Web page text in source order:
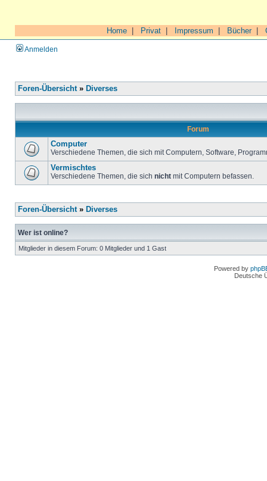
Home Privat Impressum Bücher|
Anmelden
Foren-Übersicht» Diverses
Forum
Computer
Verschiedene Themen, die sich mit Computern, Software,
Vermischtes
Verschiedene Themen, die sich nicht mit Computern befassen.
Foren-Übersicht» Diverses
Wer ist online?
Mitglieder in diesem Forum: 0 Mitglieder und 1 Gast
Powered by
Deutsche